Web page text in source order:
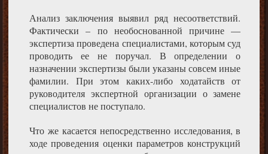
Анализ заключения выявил ряд несоответствий.
Фактически – по необоснованной причине —
экспертиза проведена специалистами, которым суд
проводить ее не поручал. В определении о
назначении экспертизы были указаны совсем иные
фамилии. При этом каких-либо ходатайств от
руководителя экспертной организации о замене
специалистов не поступало.
Что же касается непосредственно исследования, в
ходе проведения оценки параметров конструкций